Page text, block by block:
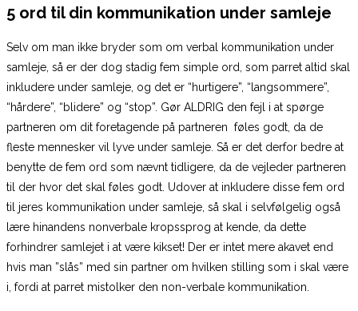
5 ord til din kommunikation under samleje
Selv om man ikke bryder som om verbal kommunikation under
samleje, så er der dog stadig fem simple ord, som parret altid skal
inkludere under samleje, og det er “hurtigere”, “langsommere”,
“hårdere”, “blidere” og “stop”. Gør ALDRIG den fejl i at spørge
partneren om dit foretagende på partneren føles godt, da de
fleste mennesker vil lyve under samleje. Så er det derfor bedre at
benytte de fem ord som nævnt tidligere, da de vejleder partneren
til der hvor det skal føles godt. Udover at inkludere disse fem ord
til jeres kommunikation under samleje, så skal i selvfølgelig også
lære hinandens nonverbale kropssprog at kende, da dette
forhindrer samlejet i at være kikset! Der er intet mere akavet end
hvis man ”slås” med sin partner om hvilken stilling som i skal være
i, fordi at parret mistolker den non-verbale kommunikation.